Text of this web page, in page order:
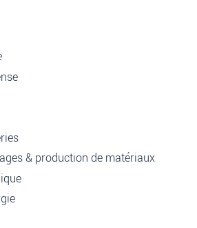
& production de matériaux